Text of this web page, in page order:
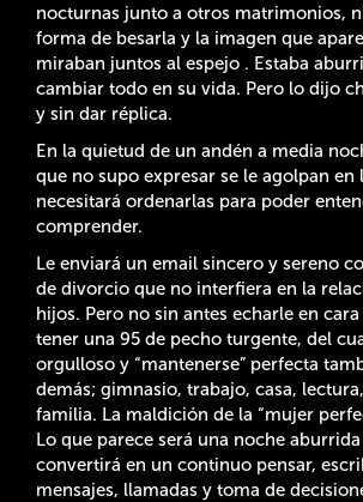
nocturnas junto a otros matrimonios,
forma de besarla y la imagen que
miraban juntos al espejo . Estaba
cambiar todo en su vida. Pero lo dijo
y sin dar réplica.
En la quietud de un andén a media
que no supo expresar se le agolpan en
necesitará ordenarlas para poder
comprender.
Le enviará un email sincero y sereno
de divorcio que no interfiera en la
hijos. Pero no sin antes echarle en
tener una 95 de pecho turgente, del
orgulloso y “mantenerse” perfecta
demás; gimnasio, trabajo, casa,
familia. La maldición de la “mujer
Lo que parece será una noche
convertirá en un continuo pensar,
mensajes, llamadas y toma de